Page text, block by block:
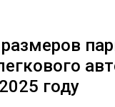
году